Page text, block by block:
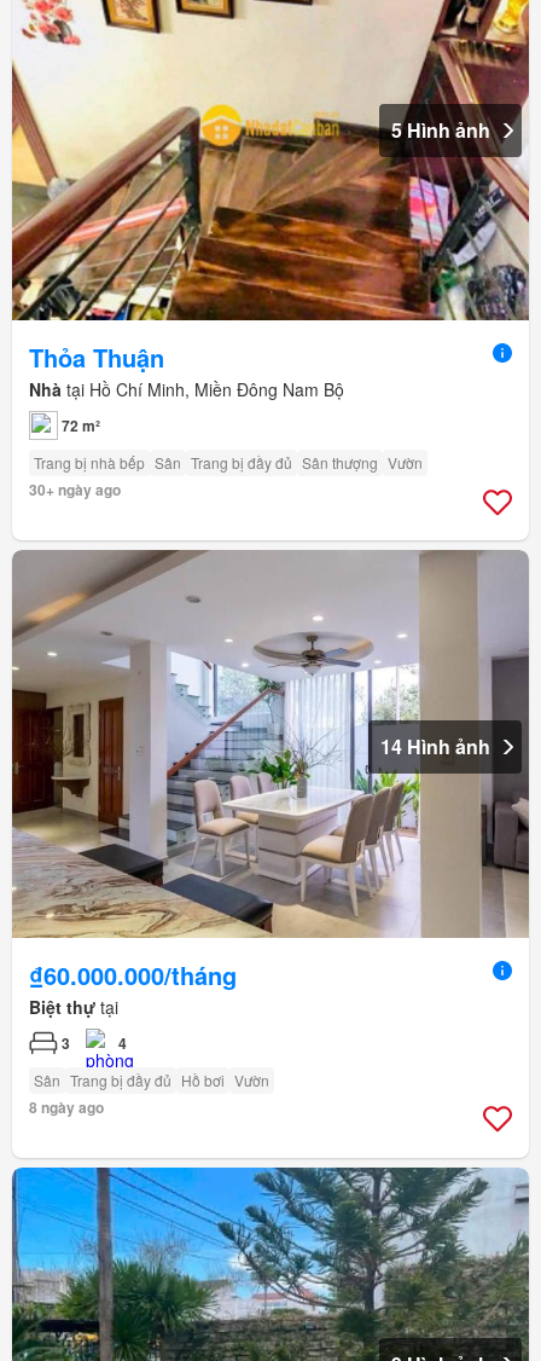
5 Hình ảnh
Thỏa Thuận
Nhà tại Hồ Chí Minh, Miền Đông Nam Bộ
72 m²
Trang bị nhà bếp Sân Trang bị đầy đủ Sân thượng Vườn
30+ ngày ago
14 Hình ảnh
₫60.000.000/tháng
Biệt thự tại
3 4
Sân Trang bị đầy đủ Hồ bơi Vườn
8 ngày ago